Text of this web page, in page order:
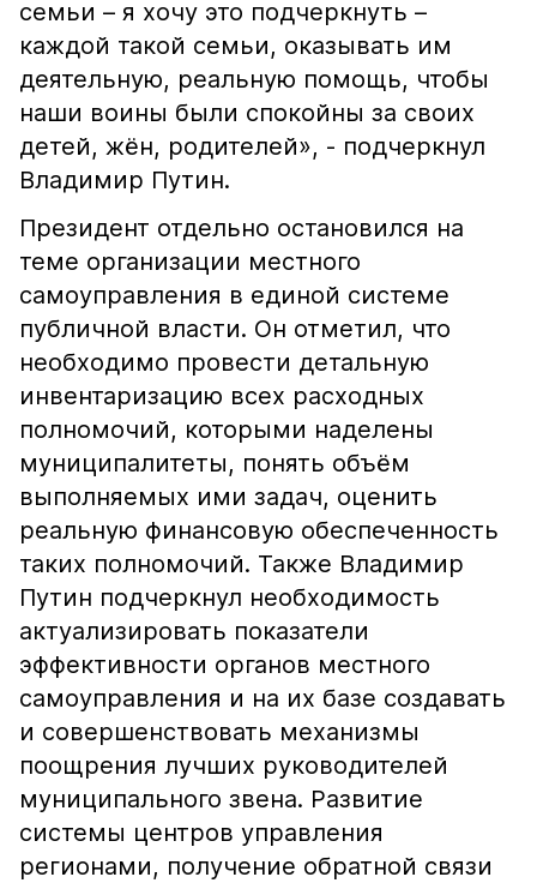
семьи – я хочу это подчеркнуть –
каждой такой семьи, оказывать им
деятельную, реальную помощь, чтобы
наши воины были спокойны за своих
детей, жён, родителей», - подчеркнул
Владимир Путин.
Президент отдельно остановился на
теме организации местного
самоуправления в единой системе
публичной власти. Он отметил, что
необходимо провести детальную
инвентаризацию всех расходных
полномочий, которыми наделены
муниципалитеты, понять объём
выполняемых ими задач, оценить
реальную финансовую обеспеченность
таких полномочий. Также Владимир
Путин подчеркнул необходимость
актуализировать показатели
эффективности органов местного
самоуправления и на их базе создавать
и совершенствовать механизмы
поощрения лучших руководителей
муниципального звена. Развитие
системы центров управления
регионами, получение обратной связи